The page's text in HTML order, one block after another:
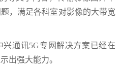
，满足各科室对影像的大带宽
通讯5G专网解决方案已经在
出强大能力。